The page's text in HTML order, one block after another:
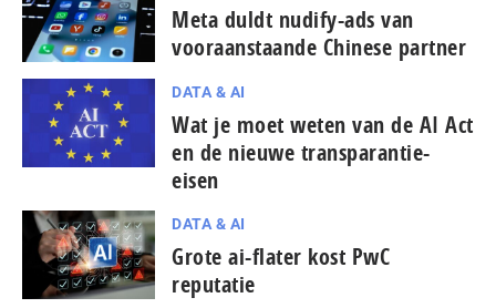
Meta duldt nudify-ads van
vooraanstaande Chinese partner
DATA & AI
Wat je moet weten van de AI Act
en de nieuwe transparantie-
eisen
DATA & AI
Grote ai-flater kost PwC
reputatie